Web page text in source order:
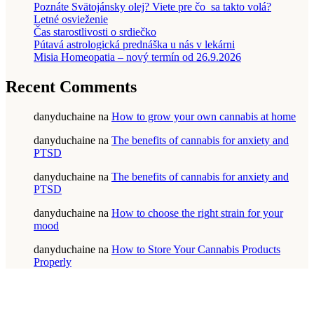
Poznáte Svätojánsky olej? Viete pre čo sa takto volá?
Letné osvieženie
Čas starostlivosti o srdiečko
Pútavá astrologická prednáška u nás v lekárni
Misia Homeopatia – nový termín od 26.9.2026
Recent Comments
danyduchaine na How to grow your own cannabis at home
danyduchaine na The benefits of cannabis for anxiety and
PTSD
danyduchaine na The benefits of cannabis for anxiety and
PTSD
danyduchaine na How to choose the right strain for your
mood
danyduchaine na How to Store Your Cannabis Products
Properly